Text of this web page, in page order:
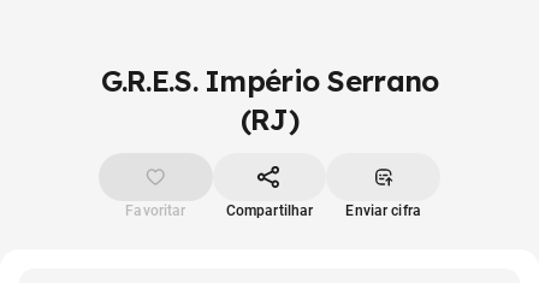
G.R.E.S. Império Serrano
(RJ)
Favoritar Compartilhar Enviar cifra